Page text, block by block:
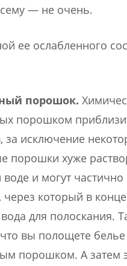
— не очень.
ее ослабленного
порошок.
порошком
за исключение
порошки хуже
и могут частично
через который в
вода для полоскания.
вы полощете белье
порошком. А затем